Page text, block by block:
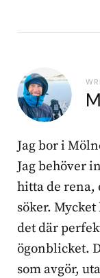
Jag bor i
Jag behöver
hitta de rena,
söker.
det där
ögonblicket.
som avgör,